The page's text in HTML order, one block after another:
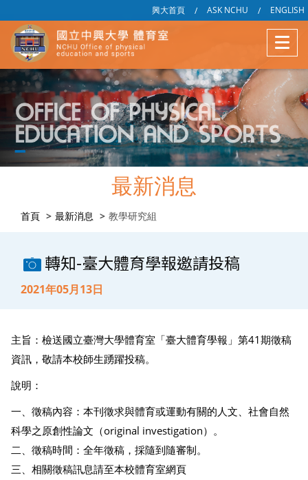
興大首頁 / ASK NCHU / ENGLISH
最新消息
首頁 最新消息 教學研究組
轉知-臺大體育學報邀請投稿
2021年05月13日
主旨：檢送國立臺灣大學體育室「臺大體育學報」第41期徵稿
資訊，敬請本校師生踴躍投稿。
說明：
一、徵稿內容：本刊徵求與體育或運動有關的人文、社會自然
科學之原創性論文（original investigation）。
二、徵稿時間：全年徵稿，採隨到隨審制。
三、相關徵稿訊息請至本校體育室網頁